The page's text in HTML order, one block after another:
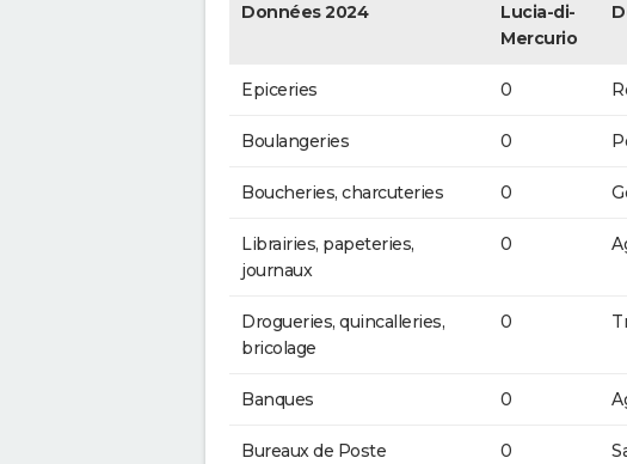
Données 2024
Lucia-di-
Mercurio
Epiceries 0
Boulangeries 0
Boucheries, charcuteries 0
Librairies, papeteries,
journaux
0
Drogueries, quincalleries,
bricolage
0
Banques 0
Bureaux de Poste 0